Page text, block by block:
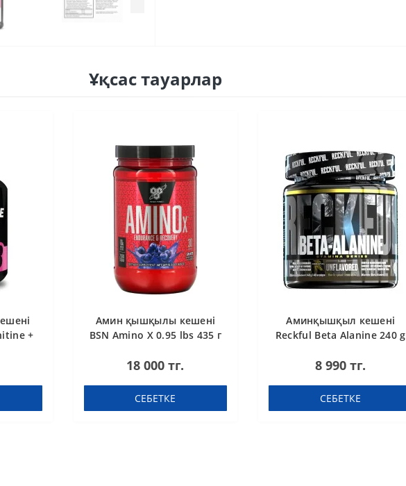
Ұқсас тауарлар
+
Амин қышқылы кешені
BSN Amino X 0.95 lbs 435 г
18 000 тг.
СЕБЕТКЕ
Аминқышқыл кешені
Reckful Beta Alanine 240 g
8 990 тг.
СЕБЕТКЕ